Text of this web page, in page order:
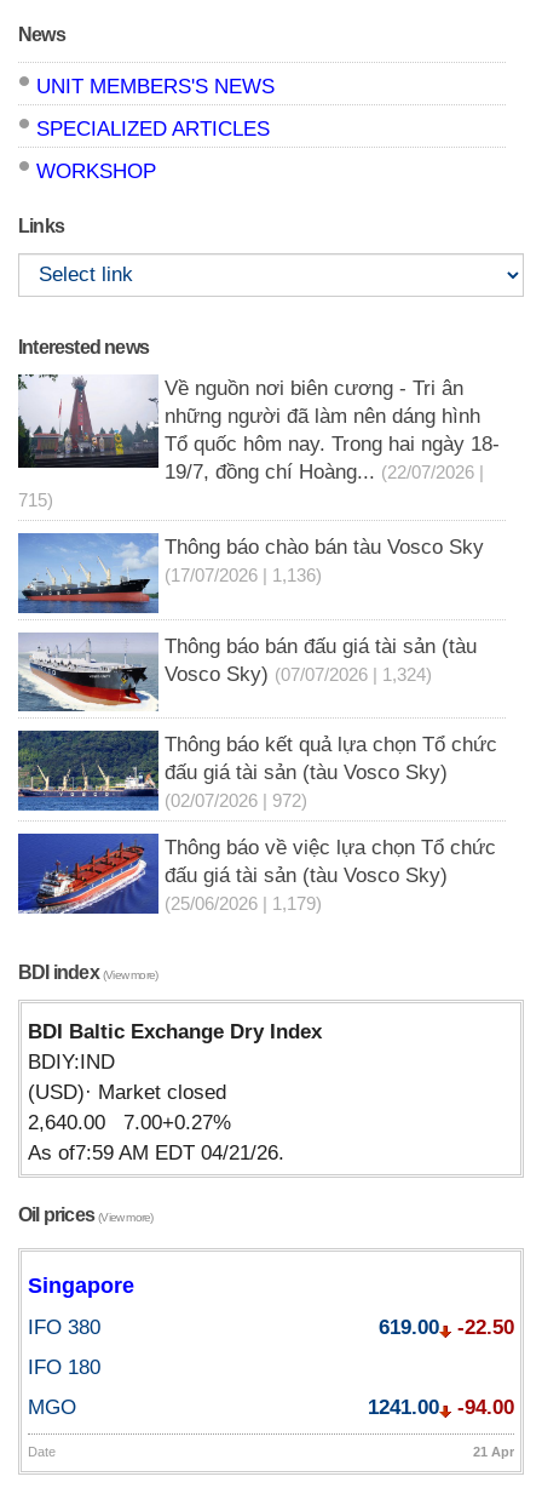
News
UNIT MEMBERS'S NEWS
SPECIALIZED ARTICLES
WORKSHOP
Links
Interested news
Về nguồn nơi biên cương - Tri ân
những người đã làm nên dáng hình
Tổ quốc hôm nay. Trong hai ngày 18-
19/7, đồng chí Hoàng... (22/07/2026 |
715)
Thông báo chào bán tàu Vosco Sky
(17/07/2026 | 1,136)
Thông báo bán đấu giá tài sản (tàu
Vosco Sky) (07/07/2026 | 1,324)
Thông báo kết quả lựa chọn Tổ chức
đấu giá tài sản (tàu Vosco Sky)
(02/07/2026 | 972)
Thông báo về việc lựa chọn Tổ chức
đấu giá tài sản (tàu Vosco Sky)
(25/06/2026 | 1,179)
BDI index(View more)
BDI Baltic Exchange Dry Index
BDIY:IND
(USD)· Market closed
2,640.00 7.00+0.27%
As of7:59 AM EDT 04/21/26.
Oil prices(View more)
Singapore
IFO 380 619.00
-22.50
IFO 180
MGO
1241.00 -94.00
Date 21 Apr